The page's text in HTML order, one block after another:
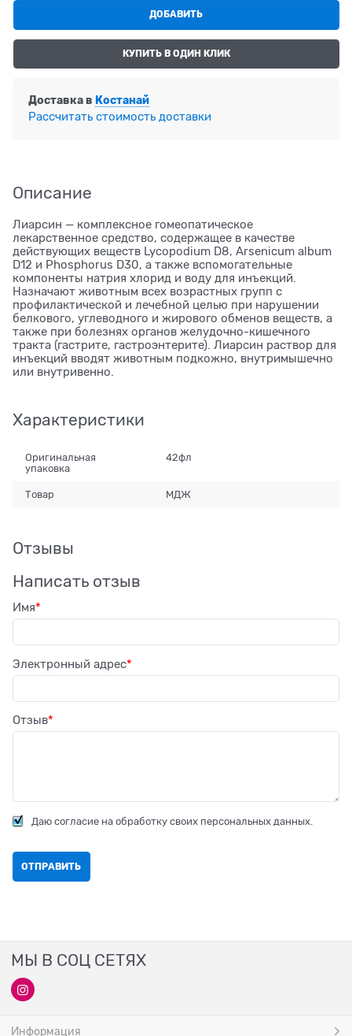
ДОБАВИТЬ
КУПИТЬ В ОДИН КЛИК
Доставка в Костанай
Рассчитать стоимость доставки
Описание
Лиарсин — комплексное гомеопатическое
лекарственное средство, содержащее в качестве
действующих веществ Lycopodium D8, Arsenicum album
D12 и Phosphorus D30, а также вспомогательные
компоненты натрия хлорид и воду для инъекций.
Назначают животным всех возрастных групп с
профилактической и лечебной целью при нарушении
белкового, углеводного и жирового обменов веществ, а
также при болезнях органов желудочно-кишечного
тракта (гастрите, гастроэнтерите). Лиарсин раствор для
инъекций вводят животным подкожно, внутримышечно
или внутривенно.
Характеристики
Оригинальная
упаковка
42фл
Товар МДЖ
Отзывы
Написать отзыв
Имя
Электронный адрес
Отзыв
Даю согласие на обработку своих персональных данных.
МЫ В СОЦ СЕТЯХ
Информация